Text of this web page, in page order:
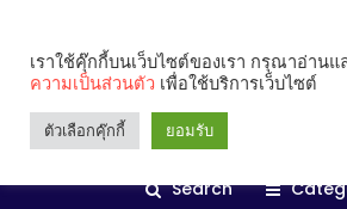
Search
เราใช้คุ๊กกี้บนเว็บไซต์ของเรา กรุณาอ่าน
ความเป็นส่วนตัว เพื่อใช้บริการเว็บไซต์
ตัวเลือกคุ๊กกี้ ยอมรับ